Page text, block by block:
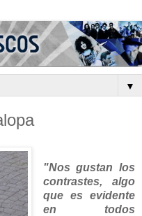
▼
"Nos gustan los
contrastes, algo
que es evidente
en todos